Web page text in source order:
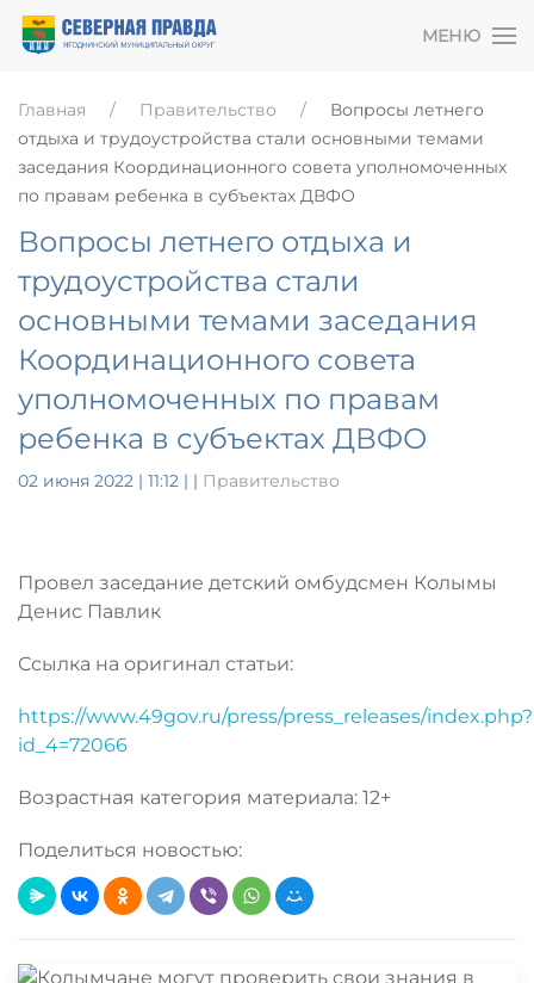
МЕНЮ
Главная Правительство
Вопросы летнего
отдыха и трудоустройства стали основными темами
заседания Координационного совета уполномоченных
по правам ребенка в субъектах ДВФО
Вопросы летнего отдыха и
трудоустройства стали
основными темами заседания
Координационного совета
уполномоченных по правам
ребенка в субъектах ДВФО
02 июня 2022 | 11:12 | | Правительство
Провел заседание детский омбудсмен Колымы
Денис Павлик
Ссылка на оригинал статьи:
https://www.49gov.ru/press/press_releases/index.php?
id_4=72066
Возрастная категория материала: 12+
Поделиться новостью: